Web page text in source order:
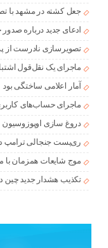
جعل کشته در مشهد با
ادعای جدید درباره
تصویرسازی نادرست از
ماجرای یک نقل‌قول
آمار اعلامی ساختگی بود
ماجرای حساب‌های
دروغ سازی اوپوزوسیون
ری‌پست جنجالی ترامپ
موج شایعات همزمان با
تکذیب هشدار جدید چین